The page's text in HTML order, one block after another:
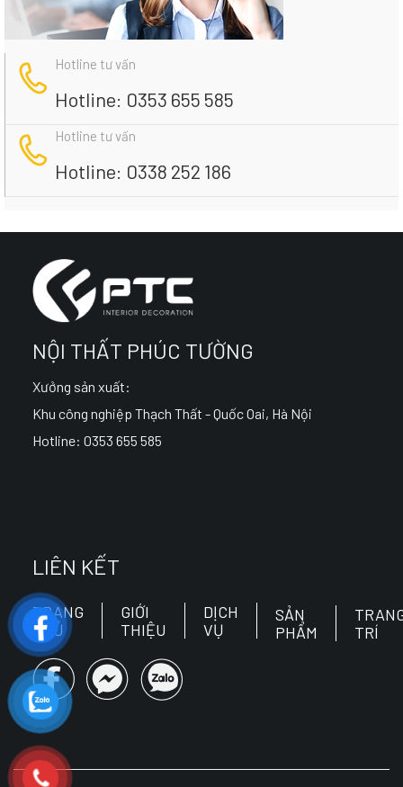
Hotline tư vấn
Hotline: 0353 655 585
Hotline tư vấn
Hotline: 0338 252 186
NỘI THẤT PHÚC TƯỜNG
Xưởng sản xuất:
Khu công nghiệp Thạch Thất - Quốc Oai, Hà Nội
Hotline: 0353 655 585
LIÊN KẾT
TRANG
CHỦ
GIỚI
THIỆU
DỊCH
VỤ
SẢN
PHẨM
TRÍ